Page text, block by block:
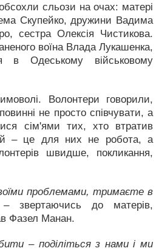
сльози на очах: матері
Скупейко, дружини Вадима
сестра Олексія Чистикова.
воїна Влада Лукашенка,
в Одеському військовому
Волонтери говорили,
не просто співчувати, а
сім'ями тих, хто втратив
– це для них не робота, а
швидше, покликання,
проблемами, тримаєте в
звертаючись до матерів,
Фазел Манан.
– поділіться з нами і ми